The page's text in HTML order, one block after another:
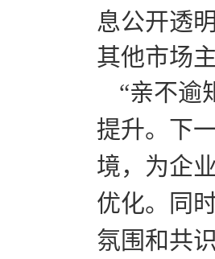
息公开透
其他市场
“亲不逾
提升。下
境，为企
优化。同
氛围和共